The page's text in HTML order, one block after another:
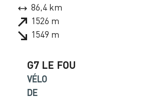
86,4 km
1526 m
1549 m
G7 LE FOU
VÉLO
DE